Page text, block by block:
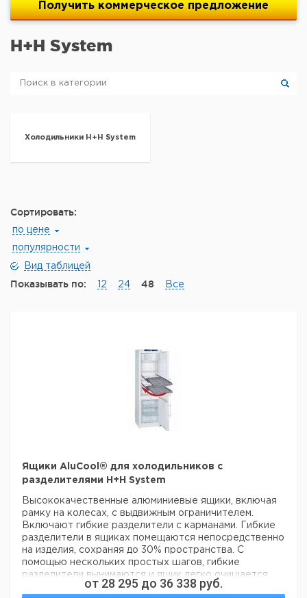
Получить коммерческое предложение
H+H System
Холодильники H+H System
Сортировать:
по цене
популярности
Вид таблицей
Показывать по: 12 24 48 Все
Ящики AluCool® для холодильников с
разделителями H+H System
Высококачественные алюминиевые ящики, включая
рамку на колесах, с выдвижным ограничителем.
Включают гибкие разделители с карманами. Гибкие
разделители в ящиках помещаются непосредственно
на изделия, сохраняя до 30% пространства. С
помощью нескольких простых шагов, гибкие
разделители вынимаются и ящик легко очищается.
Тип А: FKS 1800/1802/2600/2602/3600/3602; FKU
от 28 295 до 36 338 руб.